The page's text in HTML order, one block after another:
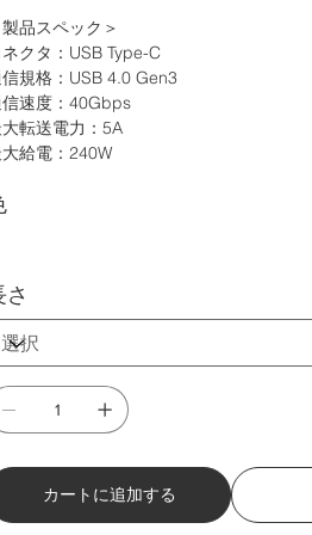
製品スペック＞
ネクタ：USB Type-C
規格：USB 4.0 Gen3
速度：40Gbps
転送電力：5A
給電：240W
さ
カートに追加する